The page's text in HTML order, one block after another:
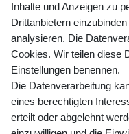
Preisangaben inkl.
Versandkosten
Newsletter
Inhalte und Anzeigen zu
Drittanbietern
analysieren. Die
Cookies. Wir teilen diese
Einstellungen benennen.
Die Datenverarbeitung
eines berechtigten
erteilt oder abgelehnt